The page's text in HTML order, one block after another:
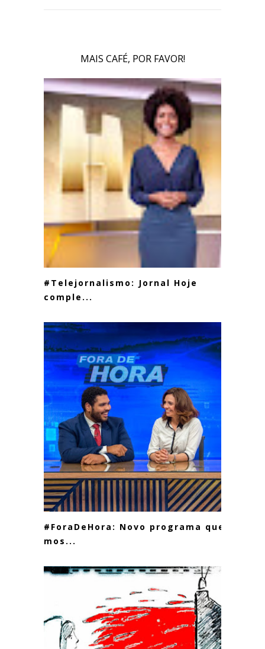
MAIS CAFÉ, POR FAVOR!
#Telejornalismo: Jornal Hoje
comple...
#ForaDeHora: Novo programa quer
mos...